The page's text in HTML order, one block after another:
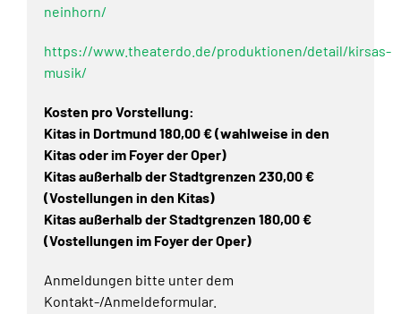
neinhorn/
https://www.theaterdo.de/produktionen/detail/kirsas-
musik/
Kosten pro Vorstellung:
Kitas in Dortmund 180,00 € (wahlweise in den
Kitas oder im Foyer der Oper)
Kitas außerhalb der Stadtgrenzen 230,00 €
(Vostellungen in den Kitas)
Kitas außerhalb der Stadtgrenzen 180,00 €
(Vostellungen im Foyer der Oper)
Anmeldungen bitte unter dem
Kontakt-/Anmeldeformular.